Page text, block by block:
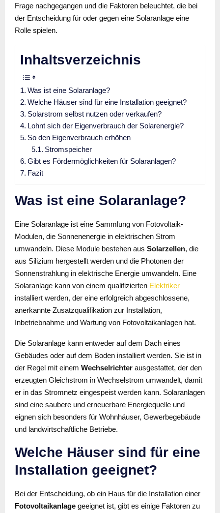
Frage nachgegangen und die Faktoren beleuchtet, die bei
der Entscheidung für oder gegen eine Solaranlage eine
Rolle spielen.
Inhaltsverzeichnis
Was ist eine Solaranlage?
Welche Häuser sind für eine Installation geeignet?
Solarstrom selbst nutzen oder verkaufen?
Lohnt sich der Eigenverbrauch der Solarenergie?
So den Eigenverbrauch erhöhen
Stromspeicher
Gibt es Fördermöglichkeiten für Solaranlagen?
Fazit
Was ist eine Solaranlage?
Eine Solaranlage ist eine Sammlung von Fotovoltaik-
Modulen, die Sonnenenergie in elektrischen Strom
umwandeln. Diese Module bestehen aus Solarzellen, die
aus Silizium hergestellt werden und die Photonen der
Sonnenstrahlung in elektrische Energie umwandeln. Eine
Solaranlage kann von einem qualifizierten Elektriker
installiert werden, der eine erfolgreich abgeschlossene,
anerkannte Zusatzqualifikation zur Installation,
Inbetriebnahme und Wartung von Fotovoltaikanlagen hat.
Die Solaranlage kann entweder auf dem Dach eines
Gebäudes oder auf dem Boden installiert werden. Sie ist in
der Regel mit einem Wechselrichter ausgestattet, der den
erzeugten Gleichstrom in Wechselstrom umwandelt, damit
er in das Stromnetz eingespeist werden kann. Solaranlagen
sind eine saubere und erneuerbare Energiequelle und
eignen sich besonders für Wohnhäuser, Gewerbegebäude
und landwirtschaftliche Betriebe.
Welche Häuser sind für eine
Installation geeignet?
Bei der Entscheidung, ob ein Haus für die Installation einer
Fotovoltaikanlage geeignet ist, gibt es einige Faktoren zu